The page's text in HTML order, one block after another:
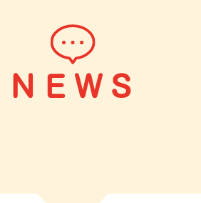
ＮＥＷＳ